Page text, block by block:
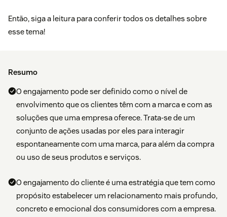
Então, siga a leitura para conferir todos os detalhes sobre
esse tema!
Resumo
O engajamento pode ser definido como o nível de
envolvimento que os clientes têm com a marca e com as
soluções que uma empresa oferece. Trata-se de um
conjunto de ações usadas por eles para interagir
espontaneamente com uma marca, para além da compra
ou uso de seus produtos e serviços.
O engajamento do cliente é uma estratégia que tem como
propósito estabelecer um relacionamento mais profundo,
concreto e emocional dos consumidores com a empresa.